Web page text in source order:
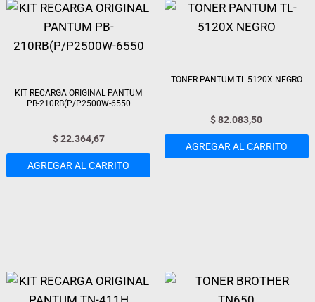
KIT RECARGA ORIGINAL PANTUM
PB-210RB(P/P2500W-6550
$22.364,67
AGREGAR AL CARRITO
TONER PANTUM TL-5120X NEGRO
$82.083,50
AGREGAR AL CARRITO